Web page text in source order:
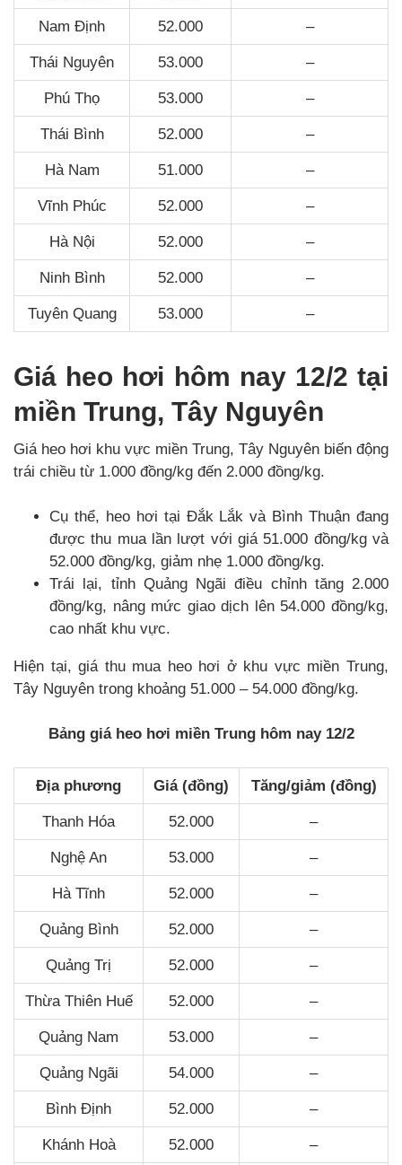
Nam Định 52.000 –
Thái Nguyên 53.000 –
Phú Thọ 53.000 –
Thái Bình 52.000 –
Hà Nam 51.000 –
Vĩnh Phúc 52.000 –
Hà Nội 52.000 –
Ninh Bình 52.000 –
Tuyên Quang 53.000 –
Giá heo hơi hôm nay 12/2 tại
miền Trung, Tây Nguyên
Giá heo hơi khu vực miền Trung, Tây Nguyên biến động
trái chiều từ 1.000 đồng/kg đến 2.000 đồng/kg.
Cụ thể, heo hơi tại Đắk Lắk và Bình Thuận đang
được thu mua lần lượt với giá 51.000 đồng/kg và
52.000 đồng/kg, giảm nhẹ 1.000 đồng/kg.
Trái lại, tỉnh Quảng Ngãi điều chỉnh tăng 2.000
đồng/kg, nâng mức giao dịch lên 54.000 đồng/kg,
cao nhất khu vực.
Hiện tại, giá thu mua heo hơi ở khu vực miền Trung,
Tây Nguyên trong khoảng 51.000 – 54.000 đồng/kg.
Bảng giá heo hơi miền Trung hôm nay 12/2
Địa phương Giá (đồng) Tăng/giảm (đồng)
Thanh Hóa 52.000 –
Nghệ An 53.000 –
Hà Tĩnh 52.000 –
Quảng Bình 52.000 –
Quảng Trị 52.000 –
Thừa Thiên Huế 52.000 –
Quảng Nam 53.000 –
Quảng Ngãi 54.000 –
Bình Định 52.000 –
Khánh Hoà 52.000 –